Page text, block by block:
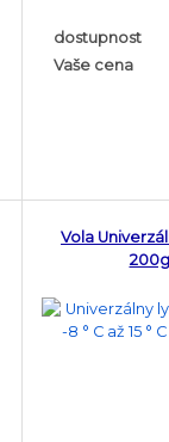
dostupnost
Vaše cena
Vola